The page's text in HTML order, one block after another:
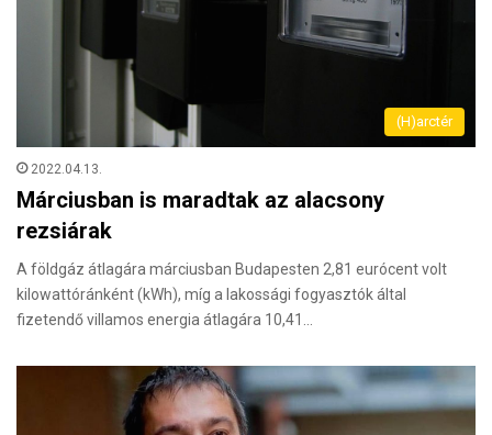
(H)arctér
2022.04.13.
Márciusban is maradtak az alacsony
rezsiárak
A földgáz átlagára márciusban Budapesten 2,81 eurócent volt
kilowattóránként (kWh), míg a lakossági fogyasztók által
fizetendő villamos energia átlagára 10,41…